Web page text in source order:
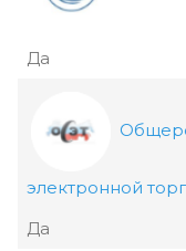
Да
электронной
Да